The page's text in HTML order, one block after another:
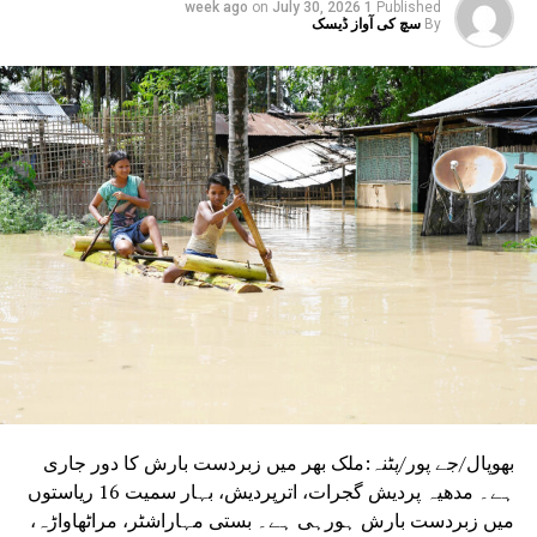
DON'T MISS
اے ایم یو میں ’ایک پیڑ ماں کے نام‘ مہم کے تحت ’ون
مہوتسو‘ کا اہتمام
Published
1 week ago
on July 30, 2026
By سچ کی آواز ڈیسک
بھوپال/جے پور/پٹنہ:ملک بھر میں زبردست بارش کا دور جاری
ہے۔ مدھیہ پردیش گجرات، اترپردیش، بہار سمیت 16 ریاستوں
میں زبردست بارش ہورہی ہے۔ بستی مہاراشٹر، مراٹھاواڑہ،